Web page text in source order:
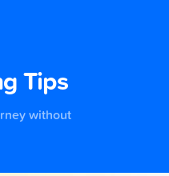
Tips
without